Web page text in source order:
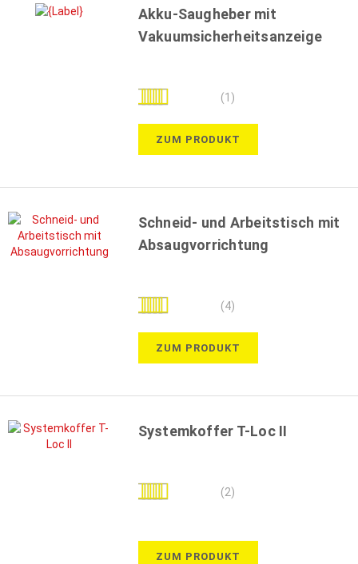
Akku-Saugheber mit
Vakuumsicherheitsanzeige
Bewertung: (1)
ZUM PRODUKT
Schneid- und Arbeitstisch mit
Absaugvorrichtung
Bewertung: (4)
ZUM PRODUKT
Systemkoffer T-Loc II
Bewertung: (2)
ZUM PRODUKT